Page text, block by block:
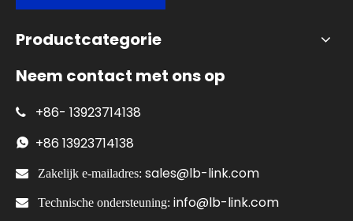
Productcategorie
Neem contact met ons op
 +86- 13923714138
 +86 13923714138
 Zakelijk e-mailadres: sales@lb-link.com
 Technische ondersteuning: info@lb-link.com